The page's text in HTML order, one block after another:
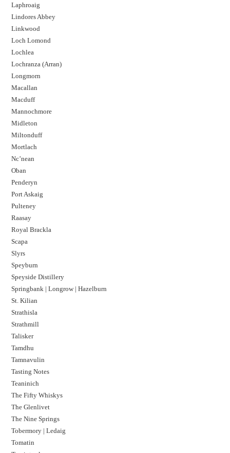
Laphroaig
Lindores Abbey
Linkwood
Loch Lomond
Lochlea
Lochranza (Arran)
Longmorn
Macallan
Macduff
Mannochmore
Midleton
Miltonduff
Mortlach
Nc’nean
Oban
Penderyn
Port Askaig
Pulteney
Raasay
Royal Brackla
Scapa
Slyrs
Speyburn
Speyside Distillery
Springbank | Longrow | Hazelburn
St. Kilian
Strathisla
Strathmill
Talisker
Tamdhu
Tamnavulin
Tasting Notes
Teaninich
The Fifty Whiskys
The Glenlivet
The Nine Springs
Tobermory | Ledaig
Tomatin